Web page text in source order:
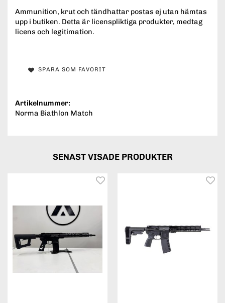
Ammunition, krut och tändhattar postas ej utan hämtas
upp i butiken. Detta är licenspliktiga produkter, medtag
licens och legitimation.
SPARA SOM FAVORIT
Artikelnummer:
Norma Biathlon Match
SENAST VISADE PRODUKTER